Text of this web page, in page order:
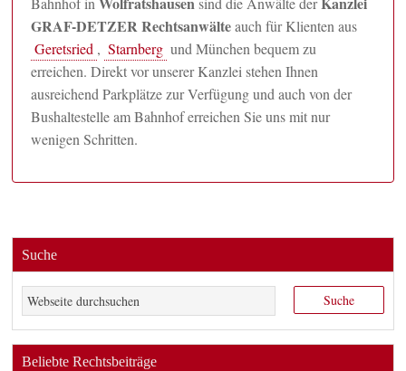
GRAF-DETZER Rechtsanwälteauch für Klienten aus
Geretsried , Starnberg und München bequem zu
erreichen. Direkt vor unserer Kanzlei stehen Ihnen
ausreichend Parkplätze zur Verfügung und auch von der
Bushaltestelle am Bahnhof erreichen Sie uns mit nur
wenigen Schritten.
Suche
Beliebte Rechtsbeiträge